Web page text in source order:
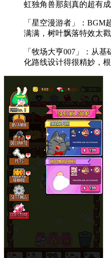
虹独角兽那刻真的超有成
「星空漫游者」：BGM
满满，树叶飘落特效太
「牧场大亨007」：从
化路线设计得很精妙，